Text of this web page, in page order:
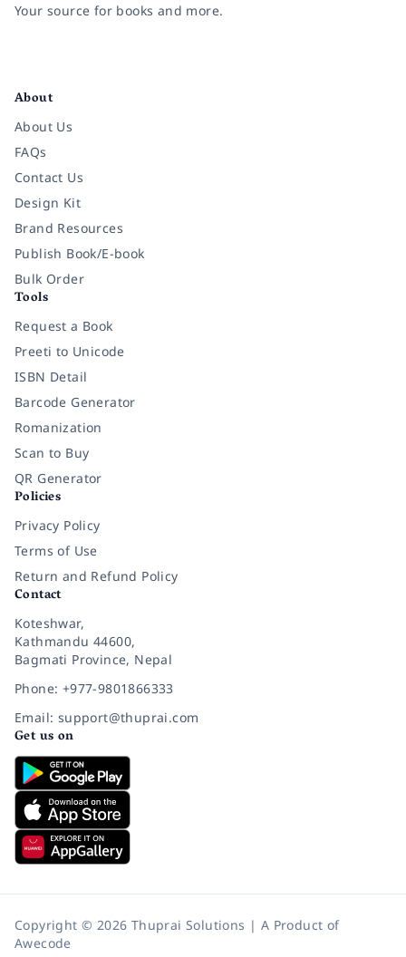
Your source for books and more.
About
About Us
FAQs
Contact Us
Design Kit
Brand Resources
Publish Book/E-book
Bulk Order
Tools
Request a Book
Preeti to Unicode
ISBN Detail
Barcode Generator
Romanization
Scan to Buy
QR Generator
Policies
Privacy Policy
Terms of Use
Return and Refund Policy
Contact
Koteshwar,
Kathmandu 44600,
Bagmati Province, Nepal
Phone: +977-9801866333
Email: support@thuprai.com
Get us on
Copyright © 2026 Thuprai Solutions | A Product of
Awecode